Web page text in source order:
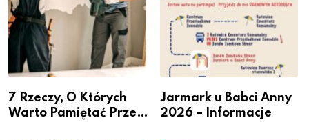
7 Rzeczy, O Których
Warto Pamiętać Przed
Jarmark u Babci Anny
2026 – Informacje